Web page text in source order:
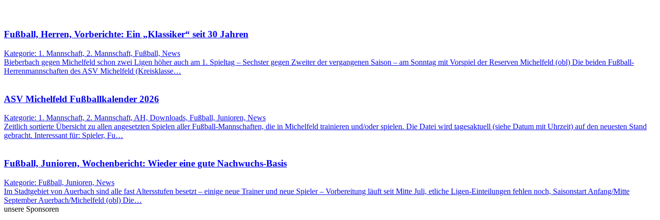
Fußball, Herren, Vorberichte: Ein „Klassiker“ seit 30 Jahren
Kategorie: 1. Mannschaft, 2. Mannschaft, Fußball, News
Bieberbach gegen Michelfeld schon zwei Ligen höher auch am 1. Spieltag – Sechster gegen Zweiter der vergangenen Saison – am Sonntag mit Vorspiel der Reserven Michelfeld (obl) Die beiden Fußball-
Herrenmannschaften des ASV Michelfeld (Kreisklasse…
ASV Michelfeld Fußballkalender 2026
Kategorie: 1. Mannschaft, 2. Mannschaft, AH, Downloads, Fußball, Junioren, News
Zeitlich sortierte Übersicht zu allen angesetzten Spielen aller Fußball-Mannschaften, die in Michelfeld trainieren und/oder spielen. Die Datei wird tagesaktuell (siehe Datum mit Uhrzeit) auf den neuesten Stand
gebracht. Interessant für: Spieler, Fu…
Fußball, Junioren, Wochenbericht: Wieder eine gute Nachwuchs-Basis
Kategorie: Fußball, Junioren, News
Im Stadtgebiet von Auerbach sind alle fast Altersstufen besetzt – einige neue Trainer und neue Spieler – Vorbereitung läuft seit Mitte Juli, etliche Ligen-Einteilungen fehlen noch, Saisonstart Anfang/Mitte
September Auerbach/Michelfeld (obl) Die…
unsere Sponsoren